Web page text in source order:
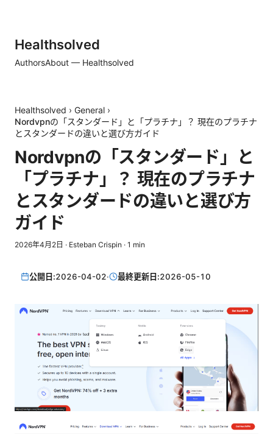
Healthsolved
AuthorsAbout — Healthsolved
Healthsolved › General ›
Nordvpnの「スタンダード」と「プラチナ」？ 現在のプラチナ
とスタンダードの違いと選び方ガイド
Nordvpnの「スタンダード」と
「プラチナ」？ 現在のプラチナ
とスタンダードの違いと選び方
ガイド
2026年4月2日 · Esteban Crispin · 1 min
公開日:2026-04-02· 最終更新日:2026-05-10